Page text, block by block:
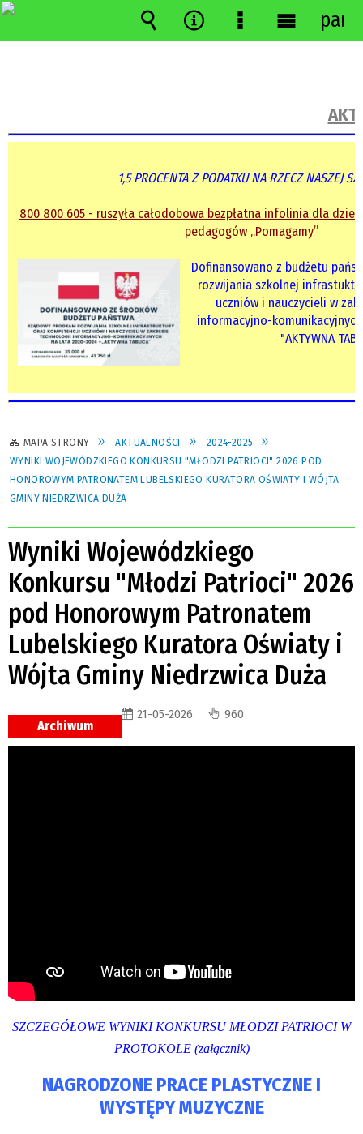
1,5 PROCENTA Z PODATKU NA RZECZ NASZEJ
800 800 605 - ruszyła całodobowa bezpłatna infolinia dla
pedagogów „Pomagamy”
Dofinansowano z budżetu
rozwijania szkolnej
uczniów i nauczycieli w
informacyjno-
"AKTYWNA
MAPA STRONY AKTUALNOŚCI
2024-2025
WYNIKI WOJEWÓDZKIEGO KONKURSU "MŁODZI PATRIOCI" 2026 POD
HONOROWYM PATRONATEM LUBELSKIEGO KURATORA OŚWIATY I WÓJTA
GMINY NIEDRZWICA DUŻA
Wyniki Wojewódzkiego
Konkursu "Młodzi Patrioci" 2026
pod Honorowym Patronatem
Lubelskiego Kuratora Oświaty i
Wójta Gminy Niedrzwica Duża
Archiwum
21-05-2026 960
SZCZEGÓŁOWE WYNIKI KONKURSU MŁODZI PATRIOCI W
PROTOKOLE (załącznik)
NAGRODZONE PRACE PLASTYCZNE I
WYSTĘPY MUZYCZNE
Wyszukiwarka
Narzędzia
MenuMenu